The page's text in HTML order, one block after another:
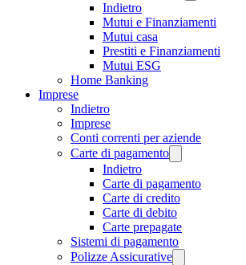
Indietro
Mutui e Finanziamenti
Mutui casa
Prestiti e Finanziamenti
Mutui ESG
Home Banking
Imprese
Indietro
Imprese
Conti correnti per aziende
Carte di pagamento
Indietro
Carte di pagamento
Carte di credito
Carte di debito
Carte prepagate
Sistemi di pagamento
Polizze Assicurative